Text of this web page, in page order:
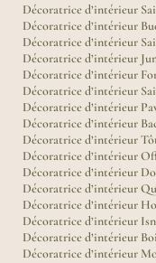
Décoratrice d’intérieur
Décoratrice d’intérieur
Décoratrice d’intérieur
Décoratrice d’intérieur
Décoratrice d’intérieur
Décoratrice d’intérieur
Décoratrice d’intérieur
Décoratrice d’intérieur
Décoratrice d’intérieur
Décoratrice d’intérieur
Décoratrice d’intérieur
Décoratrice d’intérieur
Décoratrice d’intérieur
Décoratrice d’intérieur
Décoratrice d’intérieur
Décoratrice d’intérieur